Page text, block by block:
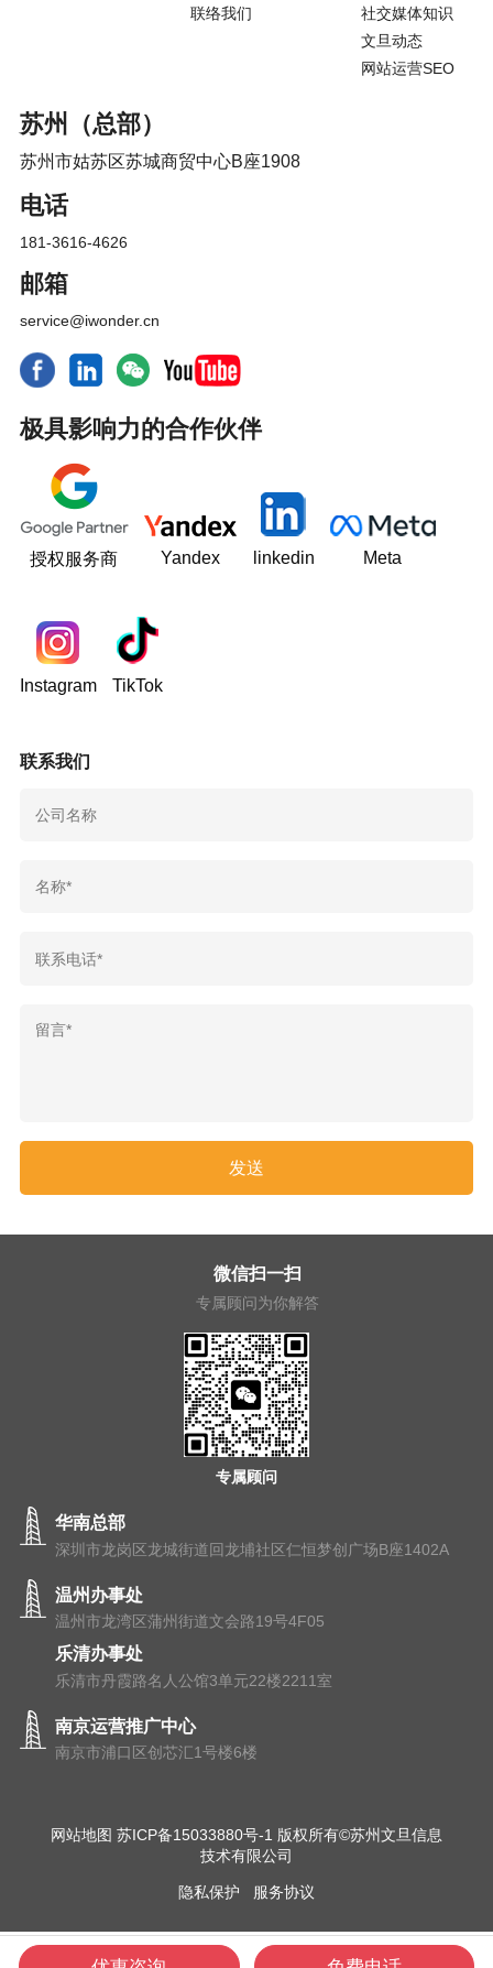
联络我们
社交媒体知识
文旦动态
网站运营SEO
苏州（总部）
苏州市姑苏区苏城商贸中心B座1908
电话
181-3616-4626
邮箱
service@iwonder.cn
极具影响力的合作伙伴
授权服务商 Yandex linkedin Meta
Instagram TikTok
联系我们
专属顾问
微信扫一扫
专属顾问为你解答
华南总部
深圳市龙岗区龙城街道回龙埔社区仁恒梦创广场B座1402A
温州办事处
温州市⻰湾区蒲州街道⽂会路19号4F05
乐清办事处
乐清市丹霞路名人公馆3单元22楼2211室
南京运营推广中心
南京市浦⼝区创芯汇1号楼6楼
网站地图 苏ICP备15033880号-1 版权所有©苏州文旦信息
技术有限公司
隐私保护 服务协议